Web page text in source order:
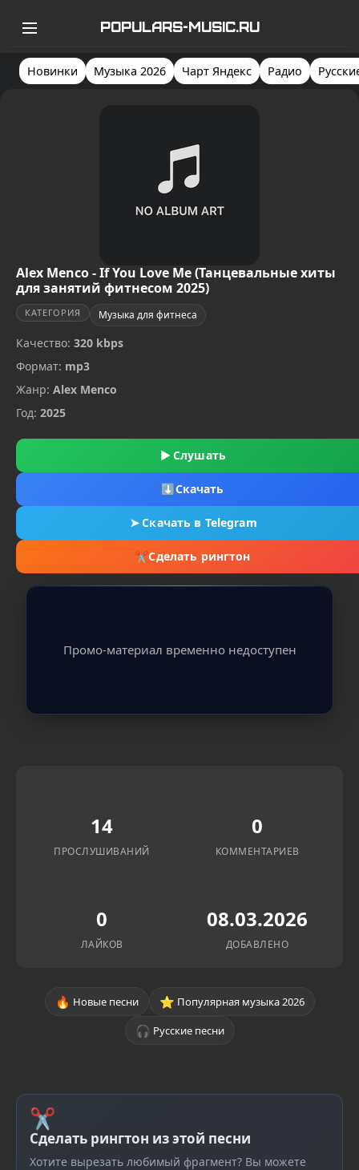
POPULARS-MUSIC.RU
Новинки Музыка 2026 Чарт Яндекс Радио
Alex Menco - If You Love Me (Танцевальные хиты
для занятий фитнесом 2025)
КАТЕГОРИЯ Музыка для фитнеса
Качество: 320 kbps
Формат: mp3
Жанр: Alex Menco
Год: 2025
▶ Слушать
⬇Скачать
➤Скачать в Telegram
✂Сделать рингтон
Промо-материал временно недоступен
14
ПРОСЛУШИВАНИЙ
0
КОММЕНТАРИЕВ
0
ЛАЙКОВ
08.03.2026
ДОБАВЛЕНО
🔥 Новые песни ⭐ Популярная музыка 2026
🎧 Русские песни
✂
Сделать рингтон из этой песни
Хотите вырезать любимый фрагмент? Вы можете